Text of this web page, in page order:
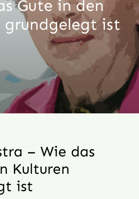
Gute in den
grundgelegt ist
– Wie das
Kulturen
ist